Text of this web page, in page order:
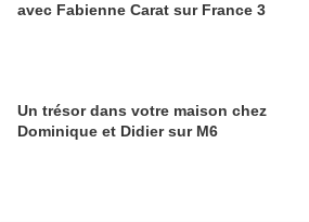
avec Fabienne Carat sur France 3
Un trésor dans votre maison chez
Dominique et Didier sur M6